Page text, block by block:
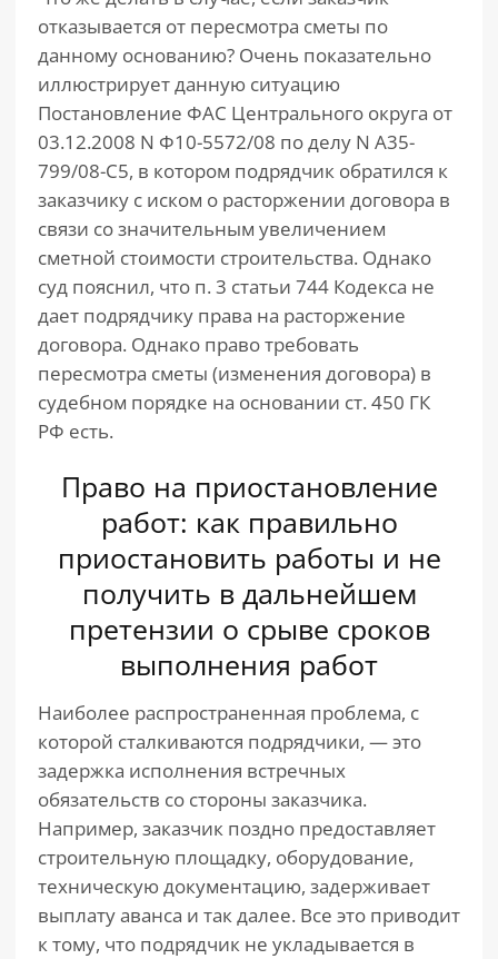
отказывается от пересмотра сметы по
данному основанию? Очень показательно
иллюстрирует данную ситуацию
Постановление ФАС Центрального округа от
03.12.2008 N Ф10-5572/08 по делу N А35-
799/08-С5, в котором подрядчик обратился к
заказчику с иском о расторжении договора в
связи со значительным увеличением
сметной стоимости строительства. Однако
суд пояснил, что п. 3 статьи 744 Кодекса не
дает подрядчику права на расторжение
договора. Однако право требовать
пересмотра сметы (изменения договора) в
судебном порядке на основании ст. 450 ГК
РФ есть.
Право на приостановление
работ: как правильно
приостановить работы и не
получить в дальнейшем
претензии о срыве сроков
выполнения работ
Наиболее распространенная проблема, с
которой сталкиваются подрядчики, — это
задержка исполнения встречных
обязательств со стороны заказчика.
Например, заказчик поздно предоставляет
строительную площадку, оборудование,
техническую документацию, задерживает
выплату аванса и так далее. Все это приводит
к тому, что подрядчик не укладывается в